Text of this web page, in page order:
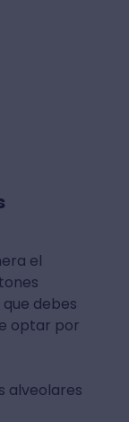
el
debes
optar por
alveolares